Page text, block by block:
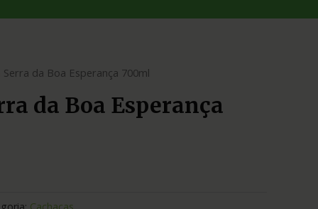
da Boa Esperança 700ml
da Boa Esperança